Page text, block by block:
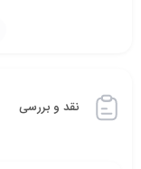
نقد و بررسی